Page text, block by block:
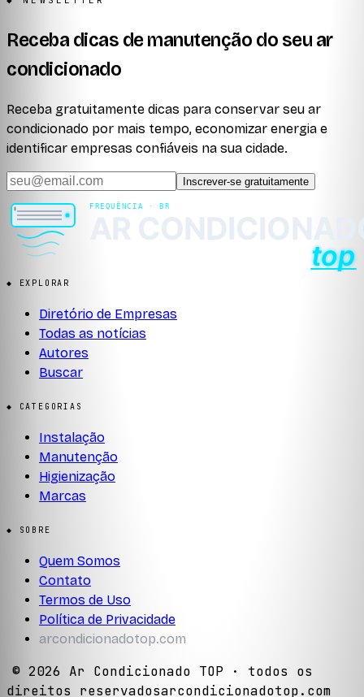
Receba dicas de manutenção do seu ar
condicionado
Receba gratuitamente dicas para conservar seu ar
condicionado por mais tempo, economizar energia e
identificar empresas confiáveis na sua cidade.
Inscrever-se gratuitamente
◆ EXPLORAR
Diretório de Empresas
Todas as notícias
Autores
Buscar
◆ CATEGORIAS
Instalação
Manutenção
Higienização
Marcas
◆ SOBRE
Quem Somos
Contato
Termos de Uso
Política de Privacidade
arcondicionadotop.com
© 2026 Ar Condicionado TOP · todos os
direitos reservadosarcondicionadotop.com